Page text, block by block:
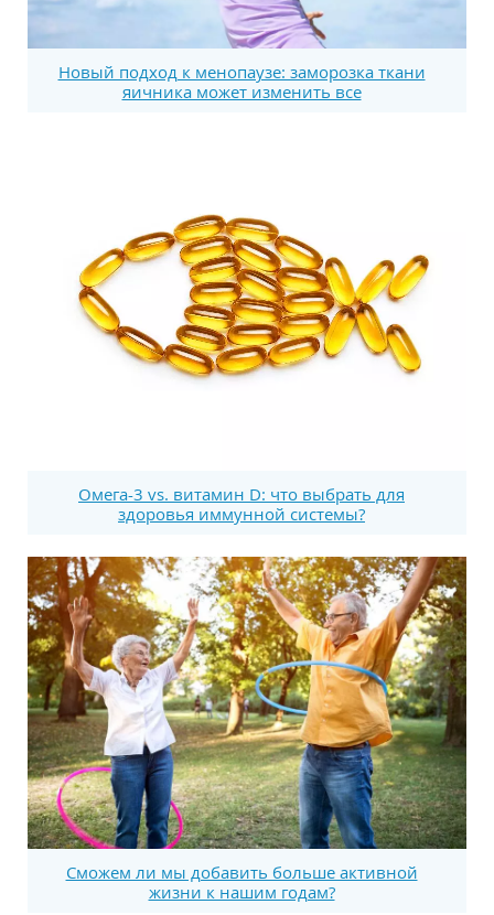
Новый подход к менопаузе: заморозка ткани
яичника может изменить все
Омега-3 vs. витамин D: что выбрать для
здоровья иммунной системы?
Сможем ли мы добавить больше активной
жизни к нашим годам?